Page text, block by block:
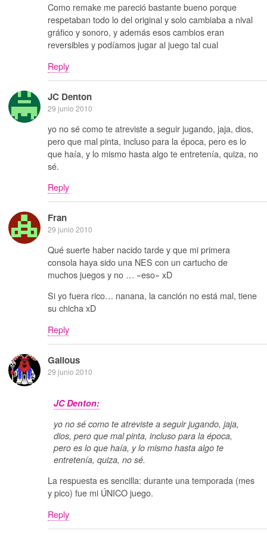
Como remake me pareció bastante bueno porque
respetaban todo lo del original y solo cambiaba a nival
gráfico y sonoro, y además esos cambios eran
reversibles y podíamos jugar al juego tal cual
Reply
JC Denton
29 junio 2010
yo no sé como te atreviste a seguir jugando, jaja, dios,
pero que mal pinta, incluso para la época, pero es lo
que haía, y lo mismo hasta algo te entretenía, quiza, no
sé.
Reply
Fran
29 junio 2010
Qué suerte haber nacido tarde y que mi primera
consola haya sido una NES con un cartucho de
muchos juegos y no … «eso» xD
Si yo fuera rico… nanana, la canción no está mal, tiene
su chicha xD
Reply
Galious
29 junio 2010
JC Denton:
yo no sé como te atreviste a seguir jugando, jaja,
dios, pero que mal pinta, incluso para la época,
pero es lo que haía, y lo mismo hasta algo te
entretenía, quiza, no sé.
La respuesta es sencilla: durante una temporada (mes
y pico) fue mi ÚNICO juego.
Reply